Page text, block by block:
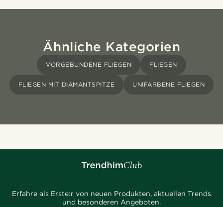
Ähnliche Kategorien
VORGEBUNDENE FLIEGEN FLIEGEN
FLIEGEN MIT DIAMANTSPITZE UNIFARBENE FLIEGEN
Erfahre als Erste:r von neuen Produkten, aktuellen Trends
und besonderen Angeboten.